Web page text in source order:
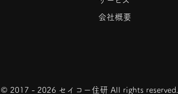
会社概要
© 2017 - 2026 セイコー住研 All rights reserved.